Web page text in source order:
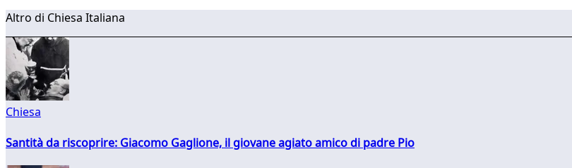
Altro di Chiesa Italiana
Chiesa
Santità da riscoprire: Giacomo Gaglione, il giovane agiato amico di padre Pio